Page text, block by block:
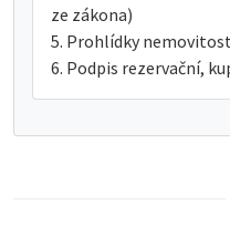
ze zákona)
Prohlídky
Podpis rezervační,